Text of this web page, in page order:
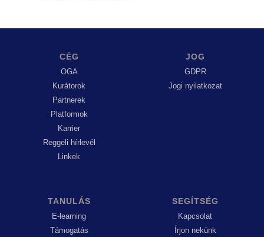
CÉG
OGA
Kurátorok
Partnerek
Platformok
Karrier
Reggeli hírlevél
Linkek
JOG
GDPR
Jogi nyilatkozat
TANULÁS
E-learning
Támogatás
SEGÍTSÉG
Kapcsolat
Írjon nekünk